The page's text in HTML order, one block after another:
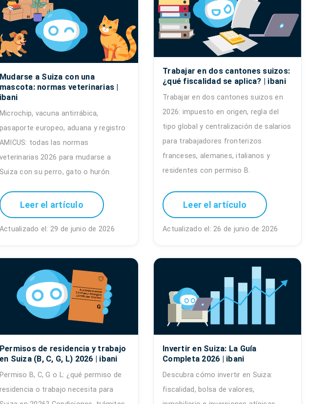
Mudarse a Suiza con una
mascota: normas veterinarias |
ibani
Microchip, vacuna antirrábica,
pasaporte europeo, aduana y registro
AMICUS: todas las normas
veterinarias 2026 para mudarse a
Suiza con su perro, gato o hurón.
Leer el artículo
Actualizado el: 29 de junio de 2026
Trabajar en dos cantones suizos:
¿qué fiscalidad se aplica? | ibani
Trabajar en dos cantones suizos en
2026: impuesto en origen, regla del
tipo global y centralización de salarios
para trabajadores fronterizos
franceses, alemanes, italianos y
residentes con permiso B.
Leer el artículo
Actualizado el: 26 de junio de 2026
Permisos de residencia y trabajo
en Suiza (B, C, G, L) 2026 | ibani
Permiso B, C, G o L: ¿qué permiso de
residencia o trabajo necesita para
Invertir en Suiza: La Guía
Completa 2026 | ibani
Descubra cómo invertir en Suiza:
fiscalidad, bolsa de valores,